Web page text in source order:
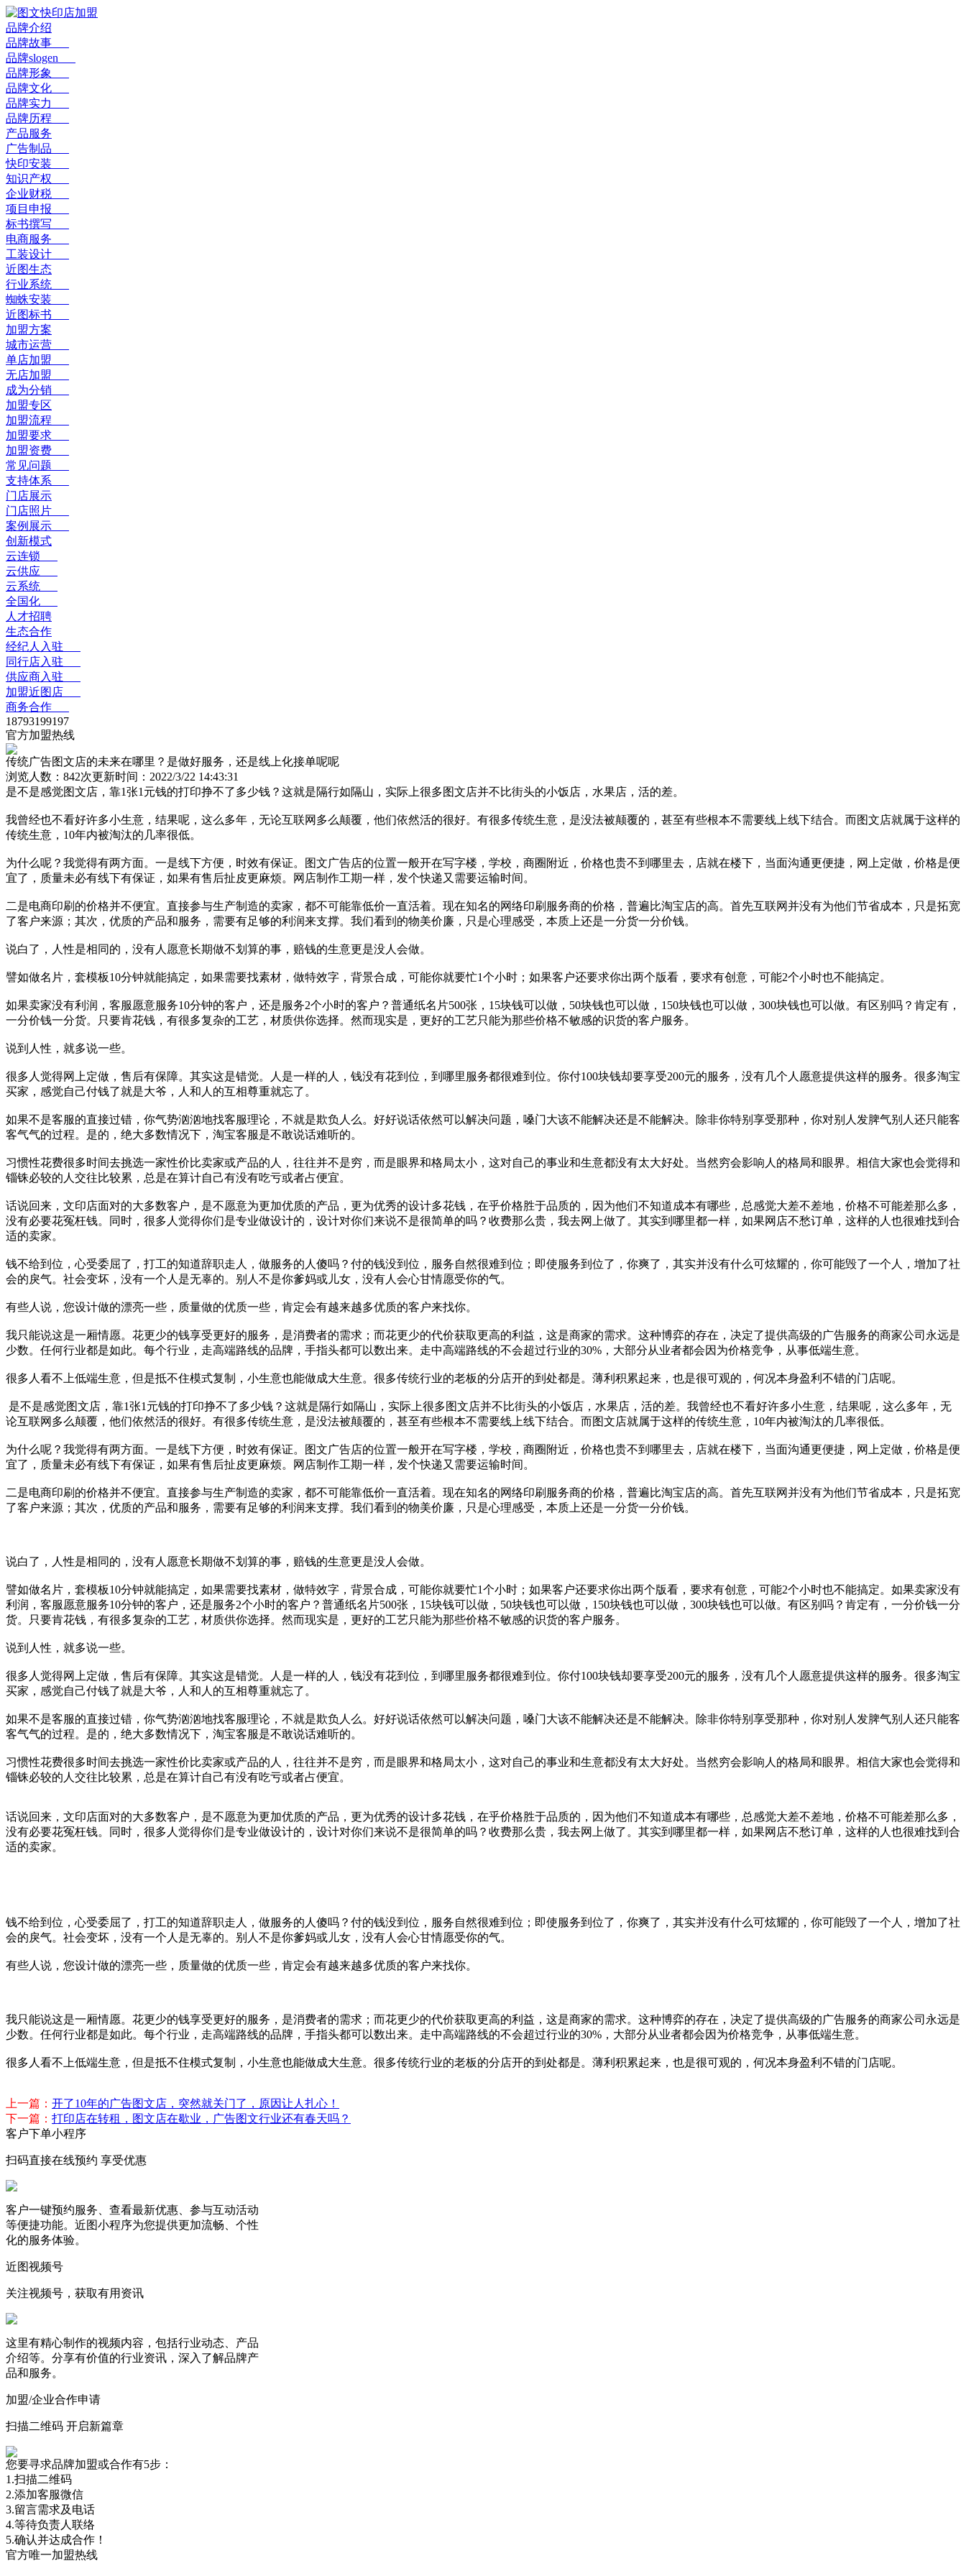
品牌介绍
品牌故事
品牌slogen
品牌形象
品牌文化
品牌实力
品牌历程
产品服务
广告制品
快印安装
知识产权
企业财税
项目申报
标书撰写
电商服务
工装设计
近图生态
行业系统
蜘蛛安装
近图标书
加盟方案
城市运营
单店加盟
无店加盟
成为分销
加盟专区
加盟流程
加盟要求
加盟资费
常见问题
支持体系
门店展示
门店照片
案例展示
创新模式
云连锁
云供应
云系统
全国化
人才招聘
生态合作
经纪人入驻
同行店入驻
供应商入驻
加盟近图店
商务合作
18793199197
官方加盟热线
传统广告图文店的未来在哪里？是做好服务，还是线上化接单呢呢
浏览人数： 842次更新时间：2022/3/22 14:43:31
是不是感觉图文店，靠1张1元钱的打印挣不了多少钱？这就是隔行如隔山，实际上很多图文店并不比街头的小饭店，水果店，活的差。
我曾经也不看好许多小生意，结果呢，这么多年，无论互联网多么颠覆，他们依然活的很好。有很多传统生意，是没法被颠覆的，甚至有些根本不需要线上线下结合。而图文店就属于这样的
传统生意，10年内被淘汰的几率很低。
为什么呢？我觉得有两方面。一是线下方便，时效有保证。图文广告店的位置一般开在写字楼，学校，商圈附近，价格也贵不到哪里去，店就在楼下，当面沟通更便捷，网上定做，价格是便
宜了，质量未必有线下有保证，如果有售后扯皮更麻烦。网店制作工期一样，发个快递又需要运输时间。
二是电商印刷的价格并不便宜。直接参与生产制造的卖家，都不可能靠低价一直活着。现在知名的网络印刷服务商的价格，普遍比淘宝店的高。首先互联网并没有为他们节省成本，只是拓宽
了客户来源；其次，优质的产品和服务，需要有足够的利润来支撑。我们看到的物美价廉，只是心理感受，本质上还是一分货一分价钱。
说白了，人性是相同的，没有人愿意长期做不划算的事，赔钱的生意更是没人会做。
譬如做名片，套模板10分钟就能搞定，如果需要找素材，做特效字，背景合成，可能你就要忙1个小时；如果客户还要求你出两个版看，要求有创意，可能2个小时也不能搞定。
如果卖家没有利润，客服愿意服务10分钟的客户，还是服务2个小时的客户？普通纸名片500张，15块钱可以做，50块钱也可以做，150块钱也可以做，300块钱也可以做。有区别吗？肯定有，
一分价钱一分货。只要肯花钱，有很多复杂的工艺，材质供你选择。然而现实是，更好的工艺只能为那些价格不敏感的识货的客户服务。
说到人性，就多说一些。
很多人觉得网上定做，售后有保障。其实这是错觉。人是一样的人，钱没有花到位，到哪里服务都很难到位。你付100块钱却要享受200元的服务，没有几个人愿意提供这样的服务。很多淘宝
买家，感觉自己付钱了就是大爷，人和人的互相尊重就忘了。
如果不是客服的直接过错，你气势汹汹地找客服理论，不就是欺负人么。好好说话依然可以解决问题，嗓门大该不能解决还是不能解决。除非你特别享受那种，你对别人发脾气别人还只能客
客气气的过程。是的，绝大多数情况下，淘宝客服是不敢说话难听的。
习惯性花费很多时间去挑选一家性价比卖家或产品的人，往往并不是穷，而是眼界和格局太小，这对自己的事业和生意都没有太大好处。当然穷会影响人的格局和眼界。相信大家也会觉得和
锱铢必较的人交往比较累，总是在算计自己有没有吃亏或者占便宜。
话说回来，文印店面对的大多数客户，是不愿意为更加优质的产品，更为优秀的设计多花钱，在乎价格胜于品质的，因为他们不知道成本有哪些，总感觉大差不差地，价格不可能差那么多，
没有必要花冤枉钱。同时，很多人觉得你们是专业做设计的，设计对你们来说不是很简单的吗？收费那么贵，我去网上做了。其实到哪里都一样，如果网店不愁订单，这样的人也很难找到合
适的卖家。
钱不给到位，心受委屈了，打工的知道辞职走人，做服务的人傻吗？付的钱没到位，服务自然很难到位；即使服务到位了，你爽了，其实并没有什么可炫耀的，你可能毁了一个人，增加了社
会的戾气。社会变坏，没有一个人是无辜的。别人不是你爹妈或儿女，没有人会心甘情愿受你的气。
有些人说，您设计做的漂亮一些，质量做的优质一些，肯定会有越来越多优质的客户来找你。
我只能说这是一厢情愿。花更少的钱享受更好的服务，是消费者的需求；而花更少的代价获取更高的利益，这是商家的需求。这种博弈的存在，决定了提供高级的广告服务的商家公司永远是
少数。任何行业都是如此。每个行业，走高端路线的品牌，手指头都可以数出来。走中高端路线的不会超过行业的30%，大部分从业者都会因为价格竞争，从事低端生意。
很多人看不上低端生意，但是抵不住模式复制，小生意也能做成大生意。很多传统行业的老板的分店开的到处都是。薄利积累起来，也是很可观的，何况本身盈利不错的门店呢。
是不是感觉图文店，靠1张1元钱的打印挣不了多少钱？这就是隔行如隔山，实际上很多图文店并不比街头的小饭店，水果店，活的差。我曾经也不看好许多小生意，结果呢，这么多年，无
论互联网多么颠覆，他们依然活的很好。有很多传统生意，是没法被颠覆的，甚至有些根本不需要线上线下结合。而图文店就属于这样的传统生意，10年内被淘汰的几率很低。
为什么呢？我觉得有两方面。一是线下方便，时效有保证。图文广告店的位置一般开在写字楼，学校，商圈附近，价格也贵不到哪里去，店就在楼下，当面沟通更便捷，网上定做，价格是便
宜了，质量未必有线下有保证，如果有售后扯皮更麻烦。网店制作工期一样，发个快递又需要运输时间。
二是电商印刷的价格并不便宜。直接参与生产制造的卖家，都不可能靠低价一直活着。现在知名的网络印刷服务商的价格，普遍比淘宝店的高。首先互联网并没有为他们节省成本，只是拓宽
了客户来源；其次，优质的产品和服务，需要有足够的利润来支撑。我们看到的物美价廉，只是心理感受，本质上还是一分货一分价钱。
说白了，人性是相同的，没有人愿意长期做不划算的事，赔钱的生意更是没人会做。
譬如做名片，套模板10分钟就能搞定，如果需要找素材，做特效字，背景合成，可能你就要忙1个小时；如果客户还要求你出两个版看，要求有创意，可能2个小时也不能搞定。如果卖家没有
利润，客服愿意服务10分钟的客户，还是服务2个小时的客户？普通纸名片500张，15块钱可以做，50块钱也可以做，150块钱也可以做，300块钱也可以做。有区别吗？肯定有，一分价钱一分
货。只要肯花钱，有很多复杂的工艺，材质供你选择。然而现实是，更好的工艺只能为那些价格不敏感的识货的客户服务。
说到人性，就多说一些。
很多人觉得网上定做，售后有保障。其实这是错觉。人是一样的人，钱没有花到位，到哪里服务都很难到位。你付100块钱却要享受200元的服务，没有几个人愿意提供这样的服务。很多淘宝
买家，感觉自己付钱了就是大爷，人和人的互相尊重就忘了。
如果不是客服的直接过错，你气势汹汹地找客服理论，不就是欺负人么。好好说话依然可以解决问题，嗓门大该不能解决还是不能解决。除非你特别享受那种，你对别人发脾气别人还只能客
客气气的过程。是的，绝大多数情况下，淘宝客服是不敢说话难听的。
习惯性花费很多时间去挑选一家性价比卖家或产品的人，往往并不是穷，而是眼界和格局太小，这对自己的事业和生意都没有太大好处。当然穷会影响人的格局和眼界。相信大家也会觉得和
锱铢必较的人交往比较累，总是在算计自己有没有吃亏或者占便宜。
话说回来，文印店面对的大多数客户，是不愿意为更加优质的产品，更为优秀的设计多花钱，在乎价格胜于品质的，因为他们不知道成本有哪些，总感觉大差不差地，价格不可能差那么多，
没有必要花冤枉钱。同时，很多人觉得你们是专业做设计的，设计对你们来说不是很简单的吗？收费那么贵，我去网上做了。其实到哪里都一样，如果网店不愁订单，这样的人也很难找到合
适的卖家。
钱不给到位，心受委屈了，打工的知道辞职走人，做服务的人傻吗？付的钱没到位，服务自然很难到位；即使服务到位了，你爽了，其实并没有什么可炫耀的，你可能毁了一个人，增加了社
会的戾气。社会变坏，没有一个人是无辜的。别人不是你爹妈或儿女，没有人会心甘情愿受你的气。
有些人说，您设计做的漂亮一些，质量做的优质一些，肯定会有越来越多优质的客户来找你。
我只能说这是一厢情愿。花更少的钱享受更好的服务，是消费者的需求；而花更少的代价获取更高的利益，这是商家的需求。这种博弈的存在，决定了提供高级的广告服务的商家公司永远是
少数。任何行业都是如此。每个行业，走高端路线的品牌，手指头都可以数出来。走中高端路线的不会超过行业的30%，大部分从业者都会因为价格竞争，从事低端生意。
很多人看不上低端生意，但是抵不住模式复制，小生意也能做成大生意。很多传统行业的老板的分店开的到处都是。薄利积累起来，也是很可观的，何况本身盈利不错的门店呢。
上一篇： 开了10年的广告图文店，突然就关门了，原因让人扎心！
下一篇： 打印店在转租，图文店在歇业，广告图文行业还有春天吗？
客户下单小程序
扫码直接在线预约 享受优惠
客户一键预约服务、查看最新优惠、参与互动活动
等便捷功能。近图小程序为您提供更加流畅、个性
化的服务体验。
近图视频号
关注视频号，获取有用资讯
这里有精心制作的视频内容，包括行业动态、产品
介绍等。分享有价值的行业资讯，深入了解品牌产
品和服务。
加盟/企业合作申请
扫描二维码 开启新篇章
您要寻求品牌加盟或合作有5步：
1.扫描二维码
2.添加客服微信
3.留言需求及电话
4.等待负责人联络
5.确认并达成合作！
官方唯一加盟热线